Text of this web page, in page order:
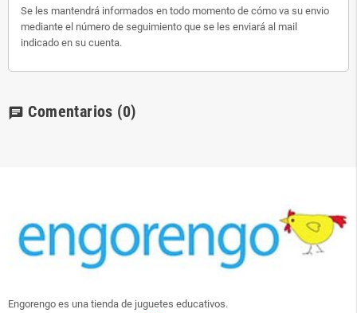
Se les mantendrá informados en todo momento de cómo va su envio
mediante el número de seguimiento que se les enviará al mail
indicado en su cuenta.
chat Comentarios (0)
Engorengo es una tienda de juguetes educativos.